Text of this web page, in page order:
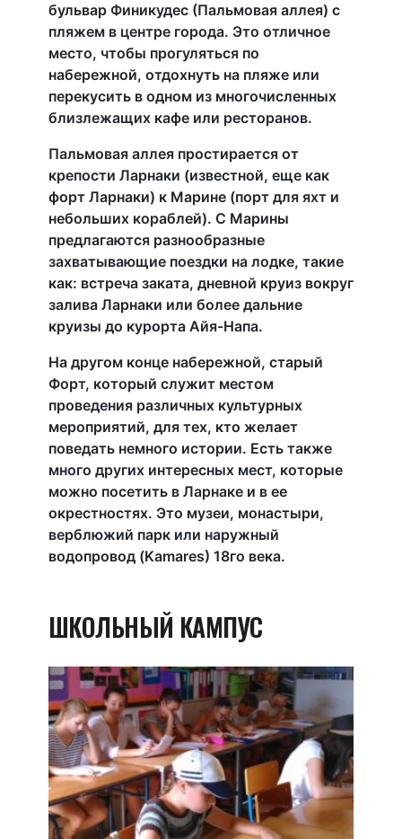
бульвар Финикудес (Пальмовая аллея) с
пляжем в центре города. Это отличное
место, чтобы прогуляться по
набережной, отдохнуть на пляже или
перекусить в одном из многочисленных
близлежащих кафе или ресторанов.
Пальмовая аллея простирается от
крепости Ларнаки (известной, еще как
форт Ларнаки) к Марине (порт для яхт и
небольших кораблей). С Марины
предлагаются разнообразные
захватывающие поездки на лодке, такие
как: встреча заката, дневной круиз вокруг
залива Ларнаки или более дальние
круизы до курорта Айя-Напа.
На другом конце набережной, старый
Форт, который служит местом
проведения различных культурных
мероприятий, для тех, кто желает
поведать немного истории. Есть также
много других интересных мест, которые
можно посетить в Ларнаке и в ее
окрестностях. Это музеи, монастыри,
верблюжий парк или наружный
водопровод (Kamares) 18го века.
ШКОЛЬНЫЙ КАМПУС